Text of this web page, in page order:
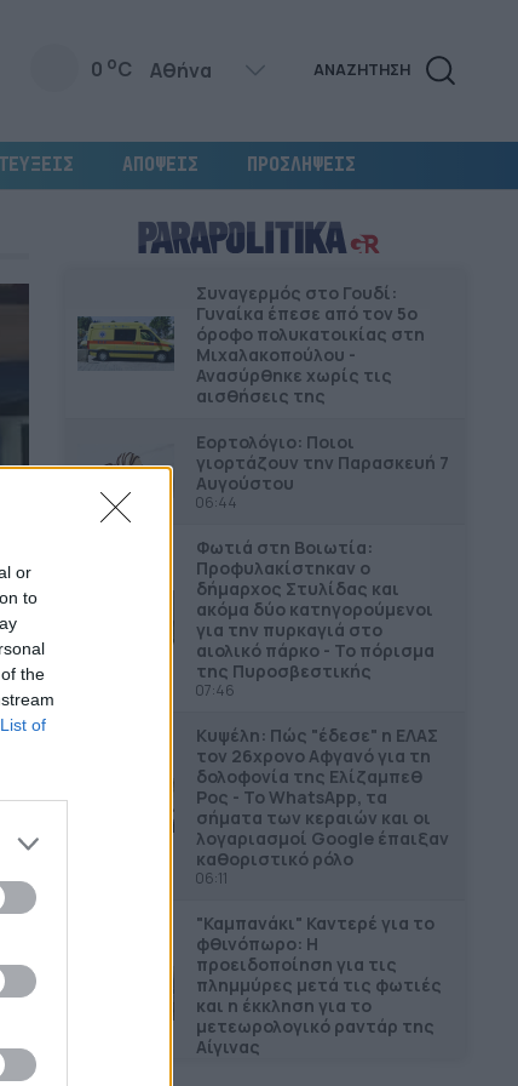
or
to
the
List of
0 oC ΑΝΑΖΗΤΗΣΗ
ΑΠΟΨΕΙΣ ΠΡΟΣΛΗΨΕΙΣ
Συναγερμός στο Γουδί:
Γυναίκα έπεσε από τον 5ο
όροφο πολυκατοικίας στη
Μιχαλακοπούλου -
Ανασύρθηκε χωρίς τις
αισθήσεις της
Εορτολόγιο: Ποιοι
γιορτάζουν την Παρασκευή 7
Αυγούστου
06:44
Φωτιά στη Βοιωτία:
Προφυλακίστηκαν ο
δήμαρχος Στυλίδας και
ακόμα δύο κατηγορούμενοι
για την πυρκαγιά στο
αιολικό πάρκο - Το πόρισμα
της Πυροσβεστικής
07:46
Κυψέλη: Πώς "έδεσε" η ΕΛΑΣ
τον 26χρονο Αφγανό για τη
δολοφονία της Ελίζαμπεθ
Ρος - Το WhatsApp, τα
σήματα των κεραιών και οι
λογαριασμοί Google έπαιξαν
καθοριστικό ρόλο
06:11
"Καμπανάκι" Καντερέ για το
φθινόπωρο: Η
προειδοποίηση για τις
πλημμύρες μετά τις φωτιές
και η έκκληση για το
μετεωρολογικό ραντάρ της
Αίγινας